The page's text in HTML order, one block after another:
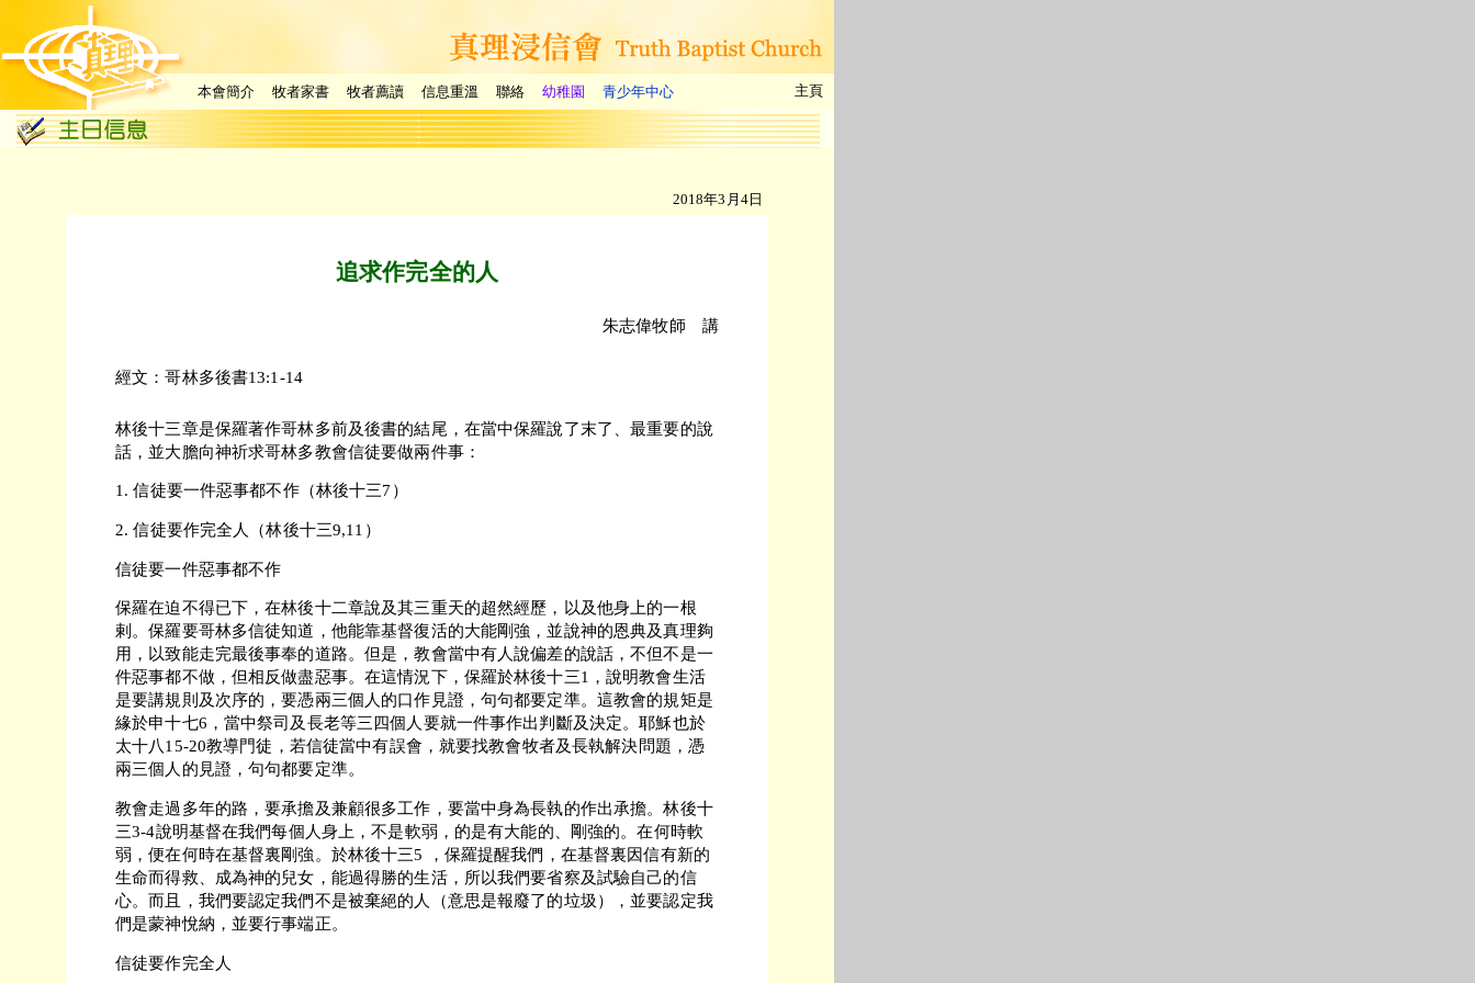
本會簡介 牧者家書 牧者薦讀 信息重溫 聯絡 幼稚園 青少年中心 主頁
2018年3月4日
追求作完全的人
朱志偉牧師 講
經文：哥林多後書13:1-14
林後十三章是保羅著作哥林多前及後書的結尾，在當中保羅說了末了、最重要的說
話，並大膽向神祈求哥林多教會信徒要做兩件事：
1. 信徒要一件惡事都不作（林後十三7）
2. 信徒要作完全人（林後十三9,11）
信徒要一件惡事都不作
保羅在迫不得已下，在林後十二章說及其三重天的超然經歷，以及他身上的一根
剌。保羅要哥林多信徒知道，他能靠基督復活的大能剛強，並說神的恩典及真理夠
用，以致能走完最後事奉的道路。但是，教會當中有人說偏差的說話，不但不是一
件惡事都不做，但相反做盡惡事。在這情況下，保羅於林後十三1，說明教會生活
是要講規則及次序的，要憑兩三個人的口作見證，句句都要定準。這教會的規矩是
緣於申十七6，當中祭司及長老等三四個人要就一件事作出判斷及決定。耶穌也於
太十八15-20教導門徒，若信徒當中有誤會，就要找教會牧者及長執解決問題，憑
兩三個人的見證，句句都要定準。
教會走過多年的路，要承擔及兼顧很多工作，要當中身為長執的作出承擔。林後十
三3-4說明基督在我們每個人身上，不是軟弱，的是有大能的、剛強的。在何時軟
弱，便在何時在基督裏剛強。於林後十三5 ，保羅提醒我們，在基督裏因信有新的
生命而得救、成為神的兒女，能過得勝的生活，所以我們要省察及試驗自己的信
心。而且，我們要認定我們不是被棄絕的人（意思是報廢了的垃圾），並要認定我
們是蒙神悅納，並要行事端正。
信徒要作完全人